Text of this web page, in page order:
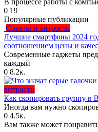
В процессе работы с
0 19
Популярные публикации
Советы и хитрости
Лучшие смартфоны 2024
соотношением цены и
Современные гаджеты
каждый
0 8.2к.
хитрости
Как скопировать группу в
Иногда вам нужно
0 4.5к.
Вам также может